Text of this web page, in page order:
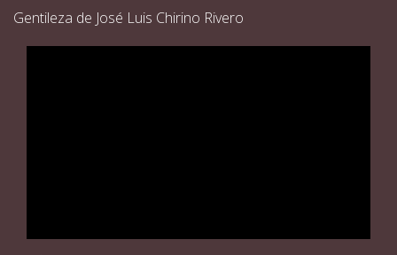
Gentileza de José Luis Chirino Rivero